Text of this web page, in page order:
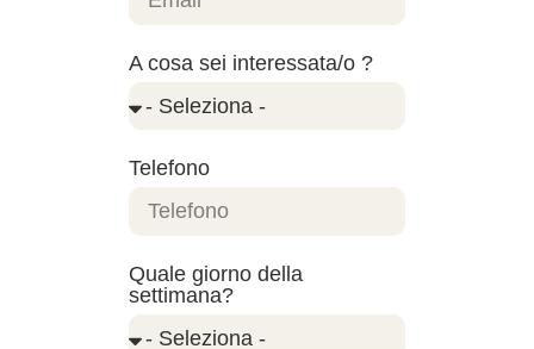
A cosa sei interessata/o ?
Telefono
Quale giorno della
settimana?